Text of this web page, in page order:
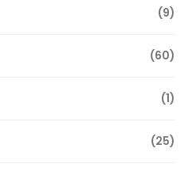
(9)
(60)
(1)
(25)